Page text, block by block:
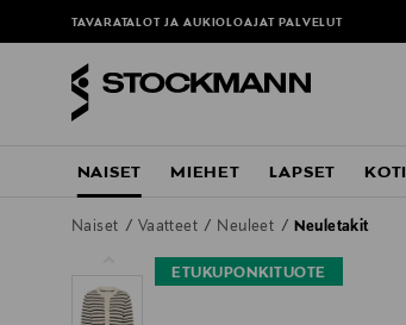
TAVARATALOT JA AUKIOLOAJAT PALVELUT
NAISET MIEHET LAPSET KOTI
Naiset Vaatteet Neuleet Neuletakit
ETUKUPONKITUOTE